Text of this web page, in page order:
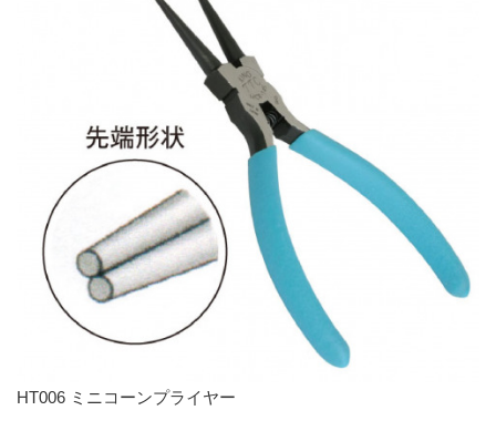
HT006 ミニコーンプライヤー